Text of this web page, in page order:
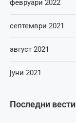
Последни вести
февруари 2022
септември 2021
август 2021
јуни 2021